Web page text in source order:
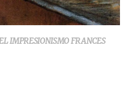
IMPRESIONISMO FRANCES